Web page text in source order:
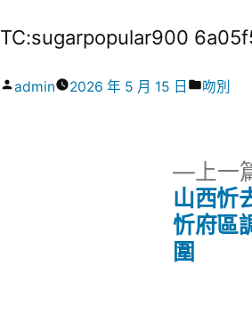
TC:sugarpopular900
作
admin 2026 年 5 月 15 日
分
吻別
上一
山西忻
忻府區
圍